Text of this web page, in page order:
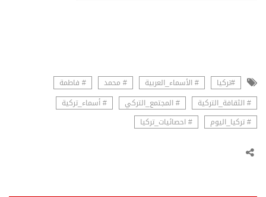
#تركيا # الأسماء_العربية # محمد
# فاطمة
# الثقافة_التركية
# المجتمع_التركي
# أسماء_تركية
# تركيا_اليوم
# احصائيات_تركيا